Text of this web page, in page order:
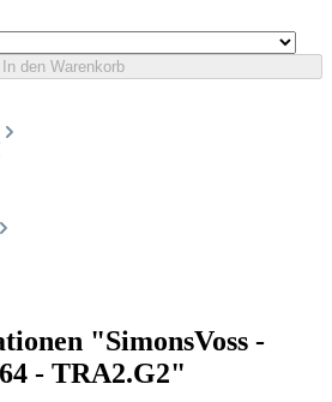
In den Warenkorb
"SimonsVoss -
- TRA2.G2"